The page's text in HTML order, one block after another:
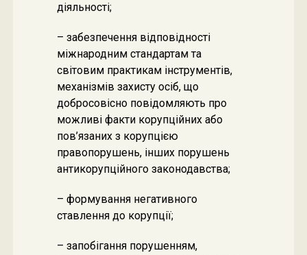
діяльності;
– забезпечення відповідності
міжнародним стандартам та
світовим практикам інструментів,
механізмів захисту осіб, що
добросовісно повідомляють про
можливі факти корупційних або
пов’язаних з корупцією
правопорушень, інших порушень
антикорупційного законодавства;
– формування негативного
ставлення до корупції;
– запобігання порушенням,